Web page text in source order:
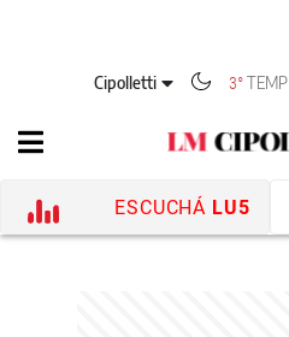
Cipolletti 3° TEMP
ESCUCHÁ LU5